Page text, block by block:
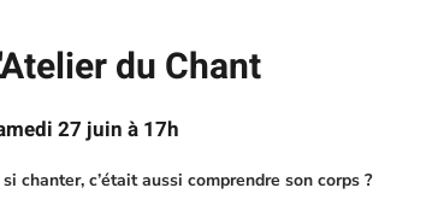
du Chant
27 juin à 17h
si chanter, c’était aussi comprendre son corps ?